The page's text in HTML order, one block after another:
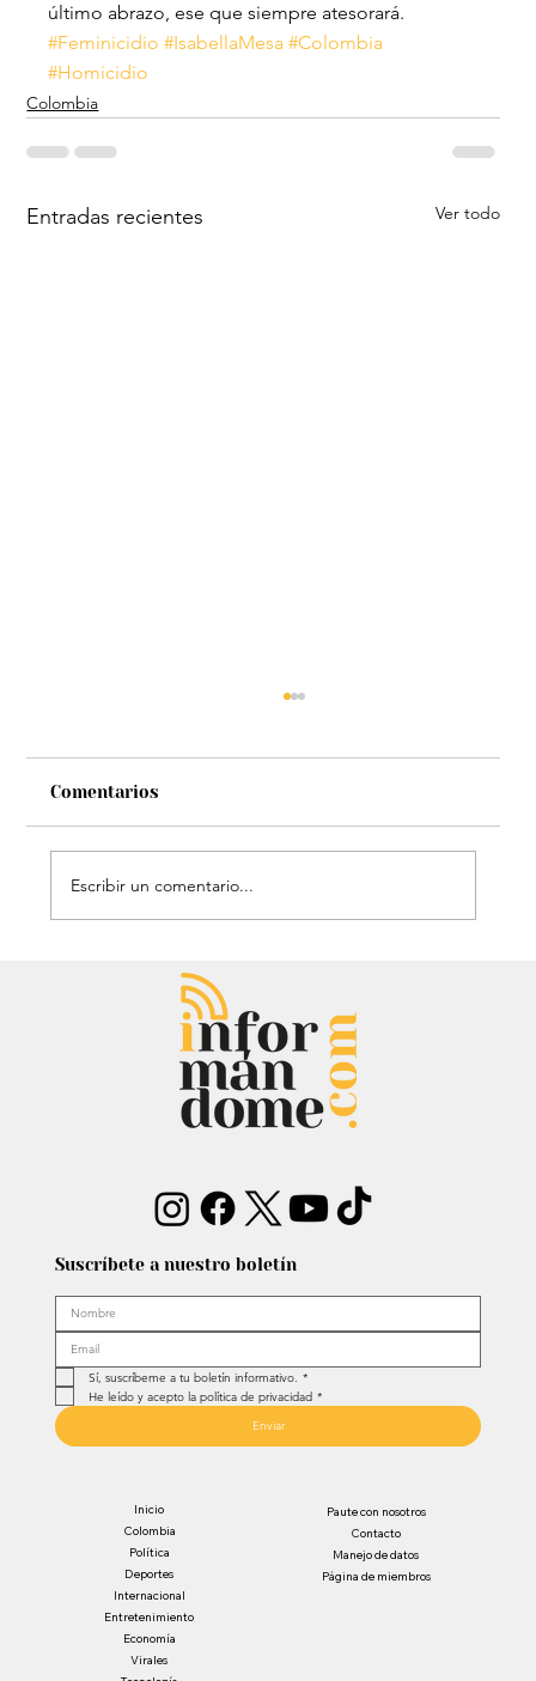
último abrazo, ese que siempre atesorará.
#Feminicidio #IsabellaMesa #Colombia
#Homicidio
Colombia
Entradas recientes Ver todo
Estatua de John Lennon, que era de
Carlos Lehder, regresó al Quindío y
reabrió debate sobre memoria y
narcotráfico
Comentarios
Escribir un comentario...
Suscríbete a nuestro boletín
Sí, suscríbeme a tu boletín informativo. *
He leído y acepto la política de privacidad *
Enviar
Inicio
Colombia
Política
Deportes
Internacional
Entretenimiento
Economía
Virales
Paute con nosotros
Contacto
Manejo de datos
Página de miembros